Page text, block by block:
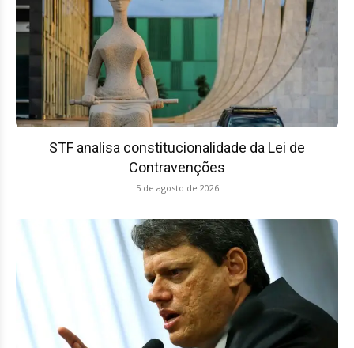
STF analisa constitucionalidade da Lei de
Contravenções
5 de agosto de 2026